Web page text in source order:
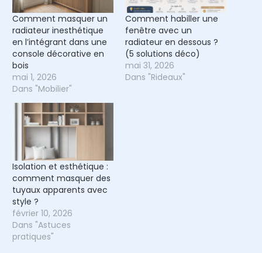
Comment masquer un
radiateur inesthétique
en l’intégrant dans une
console décorative en
bois
mai 1, 2026
Dans "Mobilier"
Comment habiller une
fenêtre avec un
radiateur en dessous ?
(5 solutions déco)
mai 31, 2026
Dans "Rideaux"
Isolation et esthétique :
comment masquer des
tuyaux apparents avec
style ?
février 10, 2026
Dans "Astuces
pratiques"